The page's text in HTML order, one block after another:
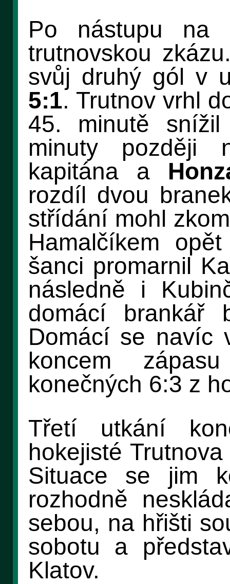
Po nástupu na
trutnovskou
svůj druhý gól v
5:1. Trutnov vrhl
45. minutě
minuty později
kapitána a
rozdíl dvou
střídání mohl
Hamalčíkem
šanci promarnil
následně i
domácí brankář
Domácí se navíc
koncem
konečných 6:3 z
Třetí utkání
hokejisté
Situace se jim
rozhodně
sebou, na hřišti
sobotu a
Klatov.